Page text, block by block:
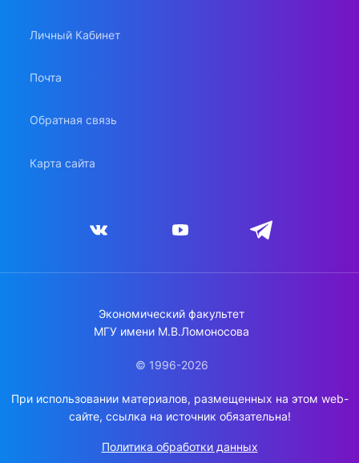
Личный Кабинет
Почта
Обратная связь
Карта сайта
Экономический факультет
МГУ имени М.В.Ломоносова
© 1996-2026
При использовании материалов, размещенных на этом web-
сайте, ссылка на источник обязательна!
Политика обработки данных